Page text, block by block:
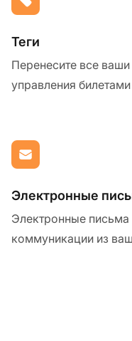
Теги
Перенесите все
управления билетами
Электронные
Электронные
коммуникации из